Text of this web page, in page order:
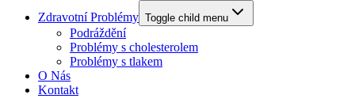
Zdravotní Problémy Toggle child menu
Podráždění
Problémy s cholesterolem
Problémy s tlakem
O Nás
Kontakt